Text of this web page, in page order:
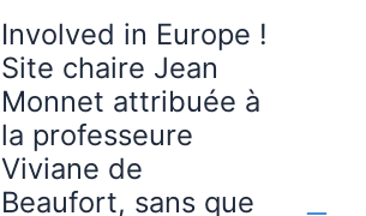
Involved in Europe !
Site chaire Jean
Monnet attribuée à
la professeure
Viviane de
Beaufort, sans que